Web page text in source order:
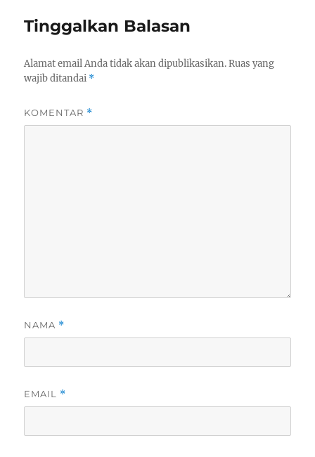
Tinggalkan Balasan
Alamat email Anda tidak akan dipublikasikan. Ruas yang
wajib ditandai *
KOMENTAR *
NAMA *
EMAIL *